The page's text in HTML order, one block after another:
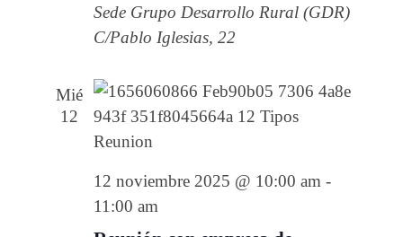
Sede Grupo Desarrollo Rural (GDR)
C/Pablo Iglesias, 22
Mié
12
12 noviembre 2025 @ 10:00 am-
11:00 am